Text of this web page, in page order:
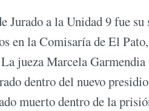
Jurado a la Unidad 9 fue
en la Comisaría de El
jueza Marcela
dentro del nuevo
muerto dentro de la